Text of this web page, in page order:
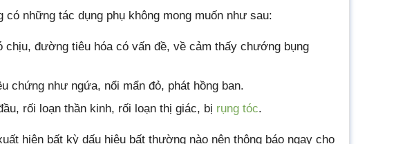
những tác dụng phụ không mong muốn như sau:
chịu, đường tiêu hóa có vấn đề, về cảm thấy chướng bụng
chứng như ngứa, nổi mẩn đỏ, phát hồng ban.
rối loạn thần kinh, rối loạn thị giác, bị rụng tóc.
hiện bất kỳ dấu hiệu bất thường nào nên thông báo ngay cho